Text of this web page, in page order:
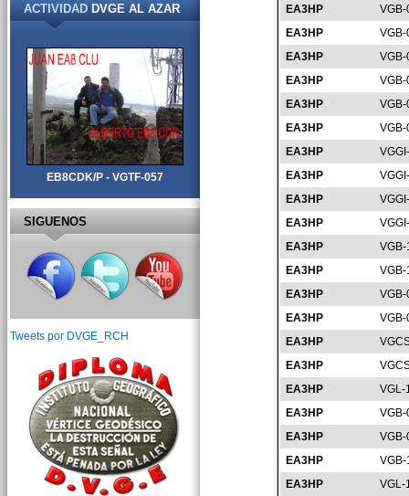
EA3HP
EA3HP
EA3HP
EA3HP
EA3HP
EA3HP
EA3HP
EA3HP
EA3HP
EA3HP
EA3HP
EA3HP
EA3HP
EA3HP
EA3HP
EA3HP
EA3HP
VGL-
EA3HP
EA3HP
EA3HP
EA3HP
VGL-
ACTIVIDADDVGE AL AZAR
EB8CDK/P - VGTF-057
SIGUENOS
Tweets por DVGE_RCH